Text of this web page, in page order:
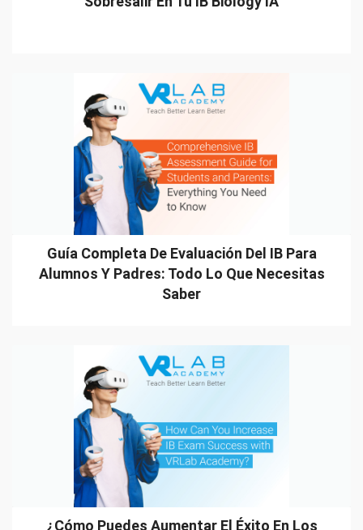
Guía Completa De Evaluación Del IB Para
Alumnos Y Padres: Todo Lo Que Necesitas
Saber
¿Cómo Puedes Aumentar El Éxito En Los